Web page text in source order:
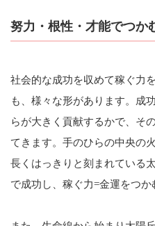
努力・根性・才能でつか
社会的な成功を収めて稼ぐ力
も、様々な形があります。成
らが大きく貢献するかで、そ
てきます。手のひらの中央の
長くはっきりと刻まれている
で成功し、稼ぐ力=金運をつか